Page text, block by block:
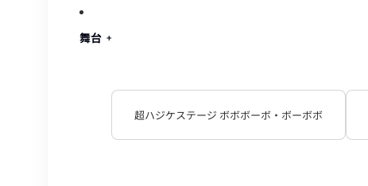
舞台
超ハジケステージ ボボボーボ・ボーボボ